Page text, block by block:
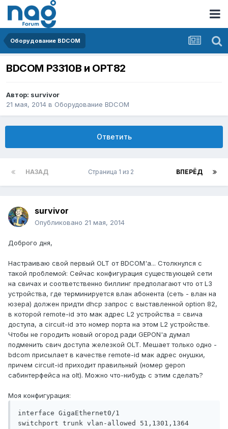
Оборудование BDCOM
BDCOM P3310B и OPT82
Автор: survivor
21 мая, 2014 в Оборудование BDCOM
Ответить
НАЗАД ВПЕРЁД
Страница 1 из 2
survivor
Опубликовано 21 мая, 2014
Доброго дня,
Настраиваю свой первый OLT от BDCOM'а... Столкнулся с
такой проблемой: Сейчас конфигурация существующей сети
на свичах и соответственно биллинг предполагают что от L3
устройства, где терминируется влан абонента (сеть - влан на
юзера) должен придти dhcp запрос с выставленной option 82,
в которой remote-id это мак адрес L2 устройства = свича
доступа, а circuit-id это номер порта на этом L2 устройстве.
Чтобы не городить новый огород ради GEPON'а думал
подменить свич доступа железкой OLT. Мешает только одно -
bdcom присылает в качестве remote-id мак адрес онушки,
причем circuit-id приходит правильный (номер gepon
сабинтерфейса на olt). Можно что-нибудь с этим сделать?
Моя конфигурация:
interface GigaEthernet0/1
switchport trunk vlan-allowed 51,1301,1364